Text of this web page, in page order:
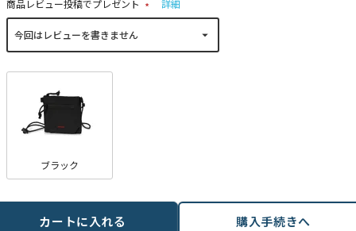
商品レビュー投稿でプレゼント
(
詳細
ブラック
カートに入れる 購入手続きへ